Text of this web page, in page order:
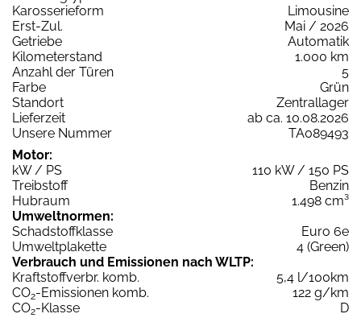
Karosserieform
Limousine
Erst-Zul.
Mai / 2026
Getriebe
Automatik
Kilometerstand
1.000 km
Anzahl der Türen
5
Farbe
Grün
Standort
Zentrallager
Lieferzeit
ab ca. 10.08.2026
Unsere Nummer
TA089493
Motor:
kW / PS
110 kW / 150 PS
Treibstoff
Benzin
Hubraum
1.498 cm³
Umweltnormen:
Schadstoffklasse
Euro 6e
Umweltplakette
4 (Green)
Verbrauch und Emissionen nach WLTP:
Kraftstoffverbr. komb.
5,4 l/100km
CO2-Emissionen komb.
122 g/km
CO2-Klasse
D